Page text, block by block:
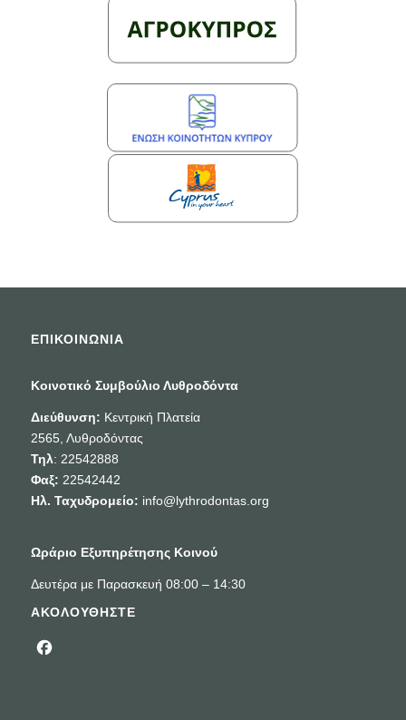
ΕΠΙΚΟΙΝΩΝΙΑ
Κοινοτικό Συμβούλιο Λυθροδόντα
Διεύθυνση: Κεντρική Πλατεία
2565, Λυθροδόντας
Τηλ: 22542888
Φαξ: 22542442
Ηλ. Ταχυδρομείο: info@lythrodontas.org
Ωράριο Εξυπηρέτησης Κοινού
Δευτέρα με Παρασκευή 08:00 – 14:30
ΑΚΟΛΟΥΘΗΣΤΕ